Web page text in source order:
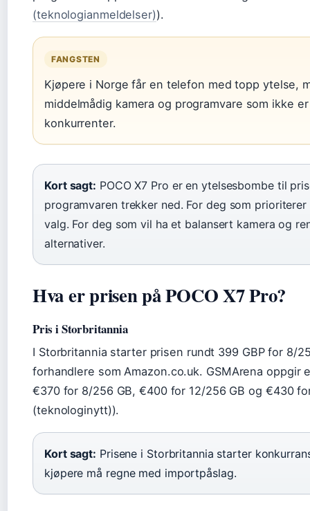
(teknologianmeldelser)).
FANGSTEN
Kjøpere i Norge får en telefon med topp ytelse,
middelmådig kamera og programvare som ikke
konkurrenter.
Kort sagt: POCO X7 Pro er en ytelsesbombe til
programvaren trekker ned. For deg som
valg. For deg som vil ha et balansert kamera og
alternativer.
Hva er prisen på POCO X7 Pro?
Pris i Storbritannia
I Storbritannia starter prisen rundt 399 GBP for 8/
forhandlere som Amazon.co.uk. GSMArena oppgir
€370 for 8/256 GB, €400 for 12/256 GB og €430
(teknologinytt)).
Kort sagt: Prisene i Storbritannia starter
kjøpere må regne med importpåslag.